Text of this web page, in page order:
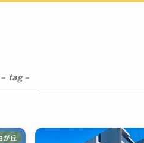
– tag –
が丘